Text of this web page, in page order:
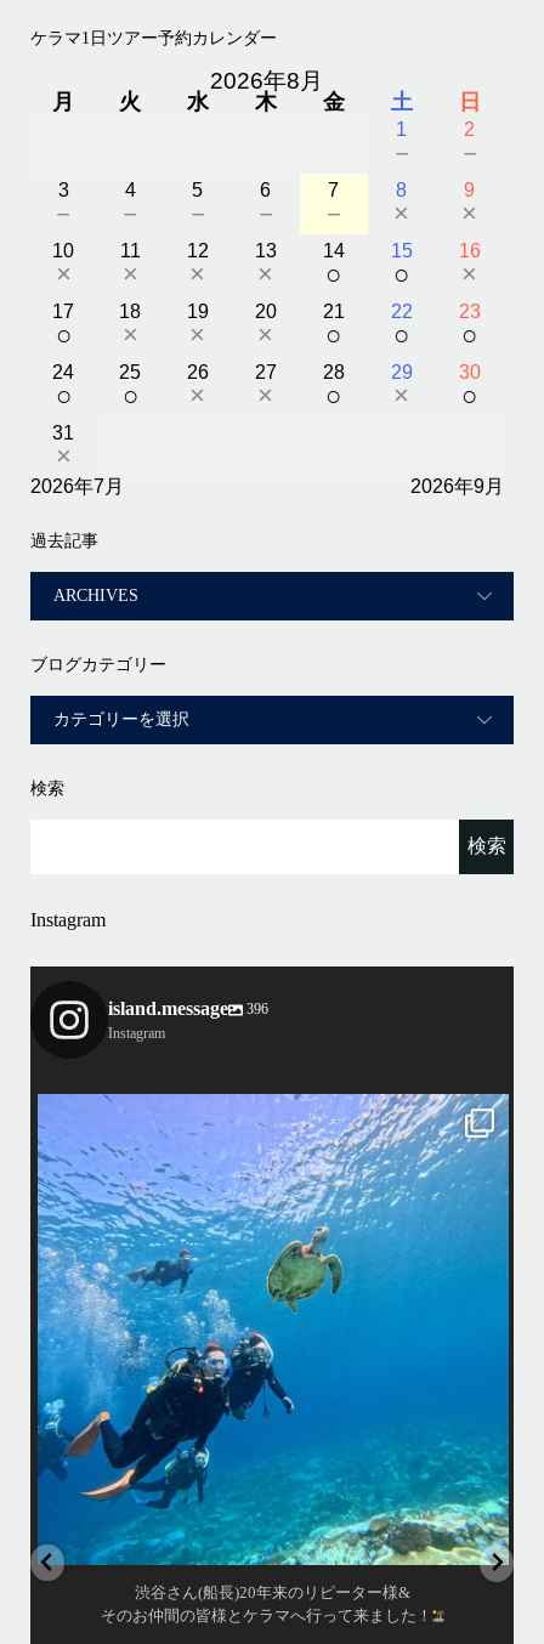
ケラマ1日ツアー予約カレンダー
2026年8月
月 火 水 木 金 土 日
1
－
2
－
3
－
4
－
5
－
6
－
7
－
8
×
9
×
10
×
11
×
12
×
13
×
14
○
15
○
16
×
17
○
18
×
19
×
20
×
21
○
22
○
23
○
24
○
25
○
26
×
27
×
28
○
29
×
30
○
31
×
2026年7月 2026年9月
過去記事
ブログカテゴリー
検索
Instagram
island.message
396
Instagram
island.message
はいさい！
アイランドメッセージです
•
最近投稿できてませんでしたが今シーズンも渡嘉敷島上陸ツアーとケラ
マ体験ダイビング&シュノーケル班に分かれて毎日海へ行っております
•
海が穏やかな日がずーっと続いていてボートダイビングには最高のコン
ディションです！
昔よく潜りに来て下さっていたリピーターさんの子供が10才になったの
で一緒にダイビングデビュー…なんて嬉しいシチュエーションもあり、
毎日色々なお客様と楽しくご一緒させて頂いてます
渡嘉敷島の方も夏には珍しい北風つづきのおかげでビーチが穏やか
...
8月 14
はいさい！
アイランドメッセージです